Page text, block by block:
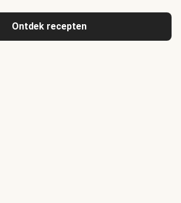
Ontdek recepten